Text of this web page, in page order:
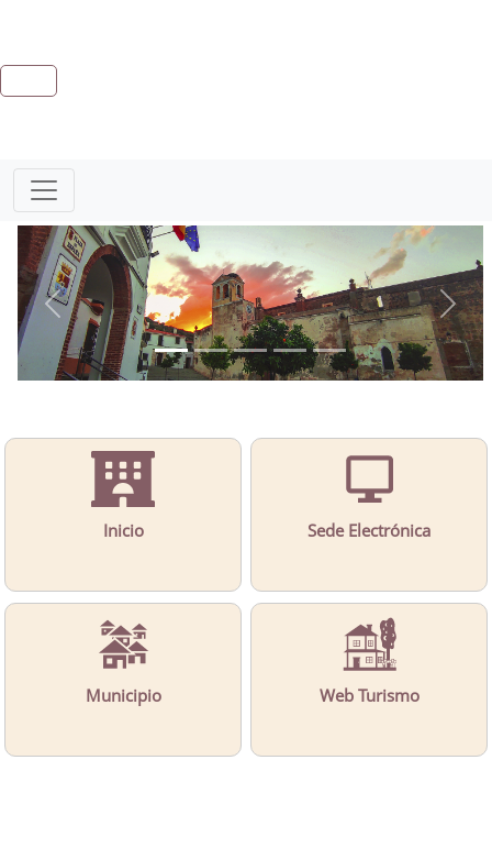
Inicio Sede Electrónica
Municipio Web Turismo